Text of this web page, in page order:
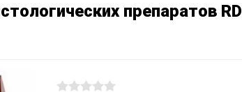
препаратов RD